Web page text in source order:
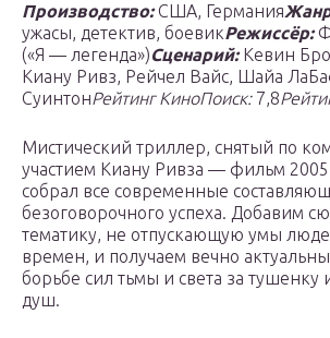
Производство:США, Германия
ужасы, детектив, боевикРежиссёр:
(«Я — легенда»)Сценарий:Кевин
Киану Ривз, Рейчел Вайс, Шайа
СуинтонРейтинг КиноПоиск:7,8
Мистический триллер, снятый по
участием Киану Ривза — фильм 2005
собрал все современные
безоговорочного успеха. Добавим
тематику, не отпускающую умы
времен, и получаем вечно
борьбе сил тьмы и света за тушенку
душ.